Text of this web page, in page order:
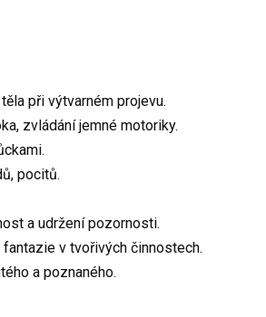
při výtvarném projevu.
zvládání jemné motoriky.
pocitů.
a udržení pozornosti.
v tvořivých činnostech.
a poznaného.